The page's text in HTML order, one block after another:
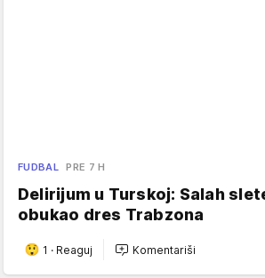
FUDBAL PRE 7 H
Delirijum u Turskoj: Salah
obukao dres Trabzona
1 · Reaguj Komentariši